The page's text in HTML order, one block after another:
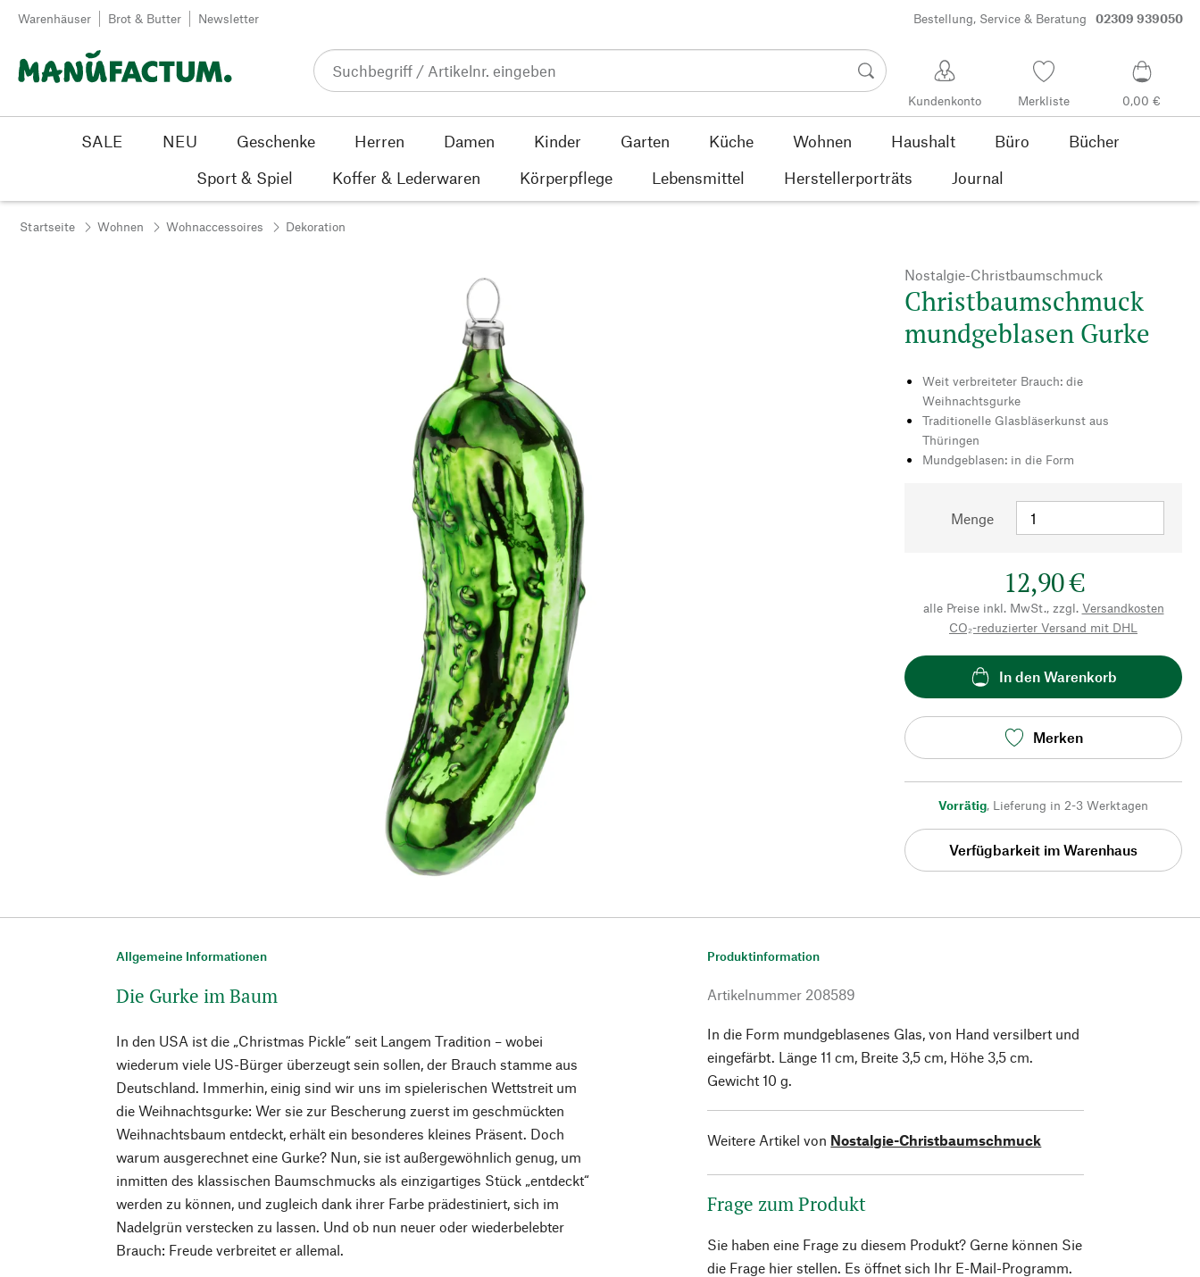
Zum Inhalt springen
Warenhäuser Brot & Butter Newsletter Bestellung, Service & Beratung 02309 939050
Kundenkonto Merkliste 0,00 €
SALE NEU Geschenke Herren Damen Kinder Garten Küche Wohnen Haushalt Büro
Bücher
Sport & Spiel
Koffer & Lederwaren Körperpflege Lebensmittel Herstellerporträts Journal
Startseite Wohnen Wohnaccessoires Dekoration
Nostalgie-Christbaumschmuck
Christbaumschmuck
mundgeblasen Gurke
Weit verbreiteter Brauch: die
Weihnachtsgurke
Traditionelle Glasbläserkunst aus
Thüringen
Mundgeblasen: in die Form
Menge
12,90 €
alle Preise inkl. MwSt., zzgl. Versandkosten
CO₂-reduzierter Versand mit DHL
In den Warenkorb
Merken
Vorrätig, Lieferung in 2-3 Werktagen
Verfügbarkeit im Warenhaus
Allgemeine Informationen
Die Gurke im Baum
In den USA ist die „Christmas Pickle“ seit Langem Tradition – wobei
wiederum viele US-Bürger überzeugt sein sollen, der Brauch stamme aus
Deutschland. Immerhin, einig sind wir uns im spielerischen Wettstreit um
die Weihnachtsgurke: Wer sie zur Bescherung zuerst im geschmückten
Weihnachtsbaum entdeckt, erhält ein besonderes kleines Präsent. Doch
warum ausgerechnet eine Gurke? Nun, sie ist außergewöhnlich genug, um
inmitten des klassischen Baumschmucks als einzigartiges Stück „entdeckt“
werden zu können, und zugleich dank ihrer Farbe prädestiniert, sich im
Nadelgrün verstecken zu lassen. Und ob nun neuer oder wiederbelebter
Brauch: Freude verbreitet er allemal.
Produktinformation
Artikelnummer 208589
In die Form mundgeblasenes Glas, von Hand versilbert und
eingefärbt. Länge 11 cm, Breite 3,5 cm, Höhe 3,5 cm.
Gewicht 10 g.
Weitere Artikel von Nostalgie-Christbaumschmuck
Frage zum Produkt
Sie haben eine Frage zu diesem Produkt? Gerne können Sie
die Frage hier stellen. Es öffnet sich Ihr E-Mail-Programm.